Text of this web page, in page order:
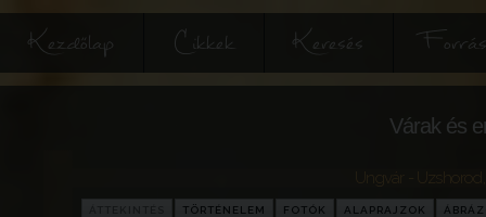
Kezdőlap Cikkek Keresés
Várak és
Ungvár - Uzshorod
TÖRTÉNELEM FOTÓK ALAPRAJZOK